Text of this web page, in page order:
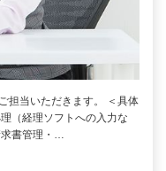
担当いただきます。 ＜具体
（経理ソフトへの入力な
書管理・…